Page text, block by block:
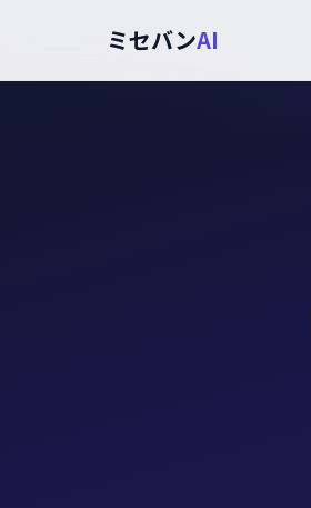
ミセバンAI